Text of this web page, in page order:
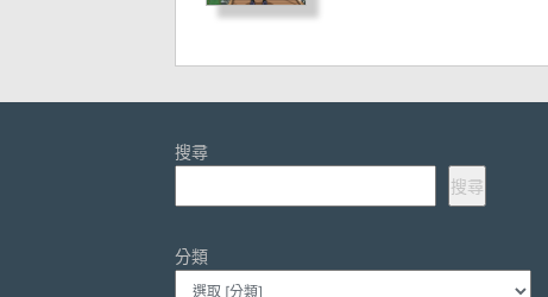
搜尋
搜尋
分類